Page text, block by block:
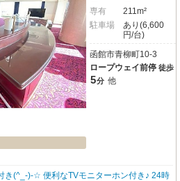
専有
211m²
駐車場
あり(6,600
円/台)
函館市青柳町10-3
ロープウェイ前停 徒歩
5分 他
き(^_-)-☆ 便利なTVモニターホン付き♪ 24時